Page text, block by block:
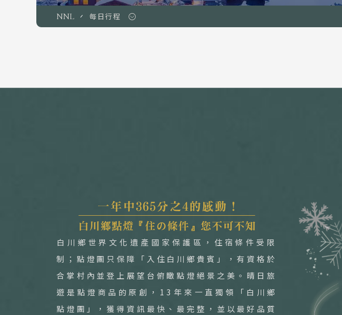
NNL 每日行程
白川鄉世界文化遺產國家保護區，住宿條件受限
制；點燈團只保障「入住白川鄉貴賓」，有資格於
合掌村內並登上展望台俯瞰點燈絕景之美。晴日旅
遊是點燈商品的原創，13年來一直獨領「白川鄉
點燈團」，獲得資訊最快、最完整，並以最好品質